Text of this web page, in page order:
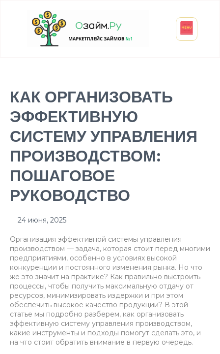
КАК ОРГАНИЗОВАТЬ
ЭФФЕКТИВНУЮ
СИСТЕМУ УПРАВЛЕНИЯ
ПРОИЗВОДСТВОМ:
ПОШАГОВОЕ
РУКОВОДСТВО
24 июня, 2025
Организация эффективной системы управления
производством — задача, которая стоит перед многими
предприятиями, особенно в условиях высокой
конкуренции и постоянного изменения рынка. Но что
же это значит на практике? Как правильно выстроить
процессы, чтобы получить максимальную отдачу от
ресурсов, минимизировать издержки и при этом
обеспечить высокое качество продукции? В этой
статье мы подробно разберем, как организовать
эффективную систему управления производством,
какие инструменты и подходы помогут сделать это, и
на что стоит обратить внимание в первую очередь.